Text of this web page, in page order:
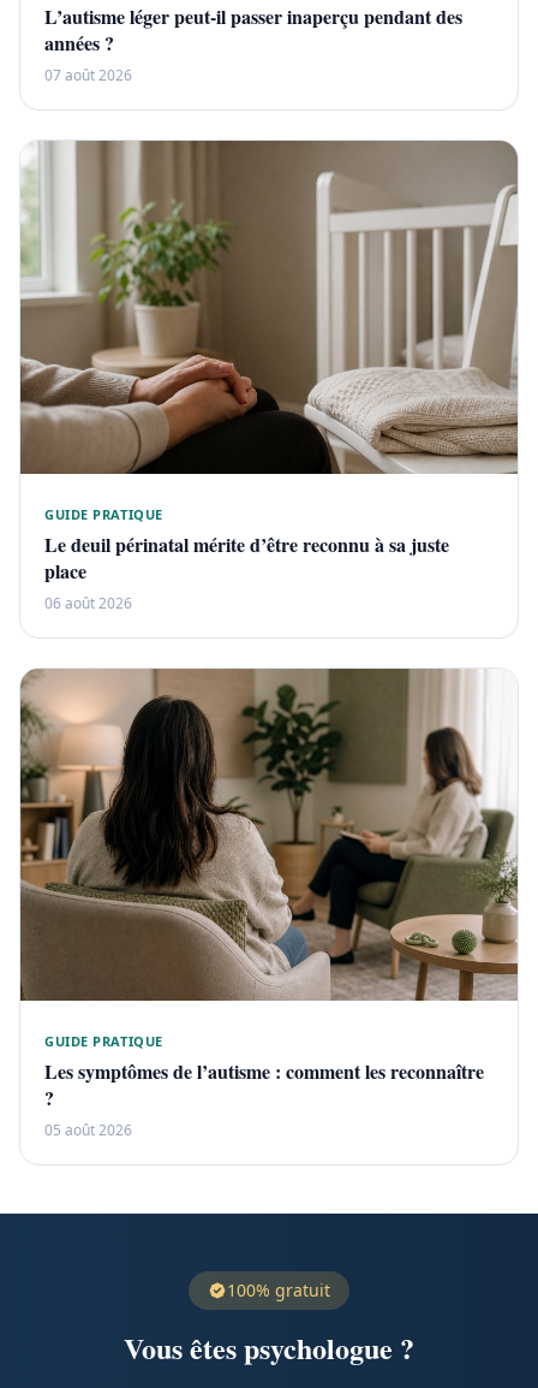
L’autisme léger peut-il passer inaperçu pendant des
années ?
07 août 2026
GUIDE PRATIQUE
Le deuil périnatal mérite d’être reconnu à sa juste
place
06 août 2026
GUIDE PRATIQUE
Les symptômes de l’autisme : comment les reconnaître
?
05 août 2026
100% gratuit
Vous êtes psychologue ?